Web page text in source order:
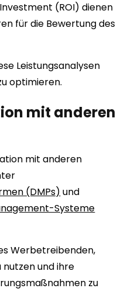
(ROI) dienen
für die Bewertung des
Leistungsanalysen
optimieren.
mit anderen
mit anderen
(DMPs) und
Systeme
Werbetreibenden,
nutzen und ihre
zu